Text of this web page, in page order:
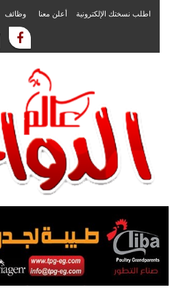
اطلب نسختك الإلكترونية أعلن معنا وظائف